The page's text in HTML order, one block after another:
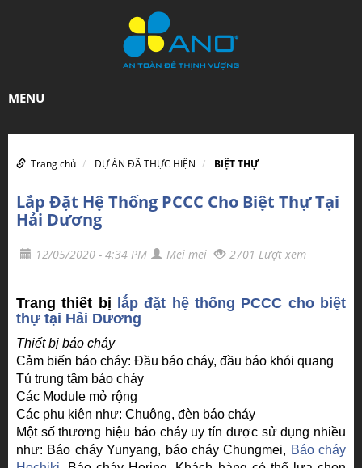
MENU
Trang chủ DỰ ÁN ĐÃ THỰC HIỆN BIỆT THỰ
Lắp Đặt Hệ Thống PCCC Cho Biệt Thự Tại
Hải Dương
12/05/2020 - 4:34 PM Mei mei 2701 Lượt xem
Trang thiết bị
lắp đặt hệ thống PCCC cho biệt
thự tại Hải Dương
Thiết bị báo cháy
Cảm biến báo cháy: Đầu báo cháy, đầu báo khói quang
Tủ trung tâm báo cháy
Các Module mở rộng
Các phụ kiện như: Chuông, đèn báo cháy
Một số thương hiệu báo cháy uy tín được sử dụng nhiều
như: Báo cháy Yunyang, báo cháy Chungmei, Báo cháy